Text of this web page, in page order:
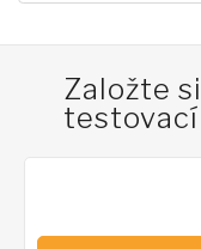
Založte